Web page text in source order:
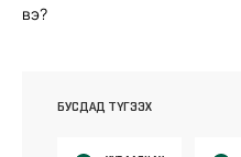
вэ?
БУСДАД ТҮГЭЭХ